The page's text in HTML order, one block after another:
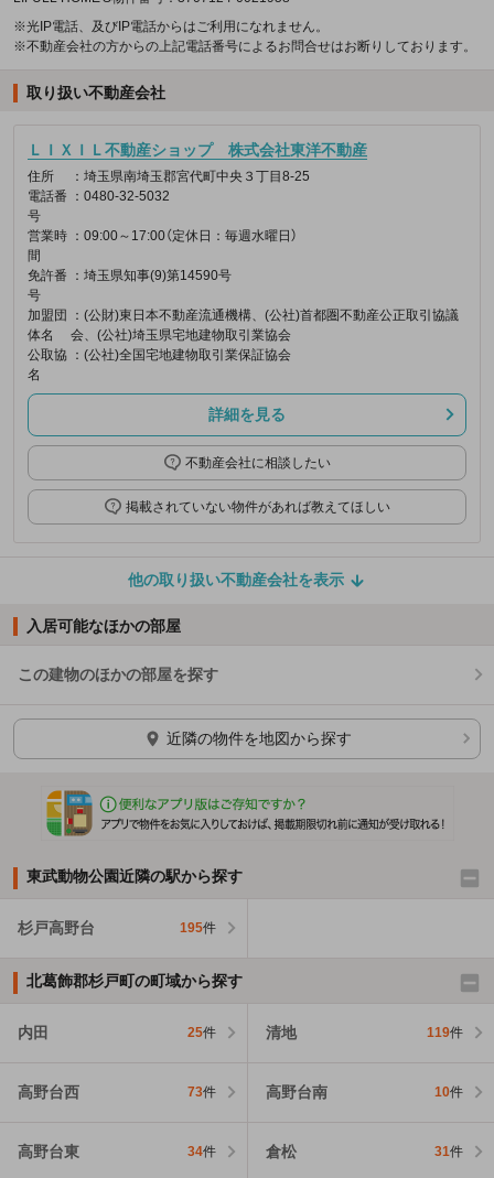
※光IP電話、及びIP電話からはご利用になれません。
※不動産会社の方からの上記電話番号によるお問合せはお断りしております。
取り扱い不動産会社
ＬＩＸＩＬ不動産ショップ 株式会社東洋不動産
住所
：埼玉県南埼玉郡宮代町中央３丁目8-25
電話番
号
：0480-32-5032
営業時
間
：09:00～17:00（定休日：毎週水曜日）
免許番
号
：埼玉県知事(9)第14590号
加盟団
体名
：(公財)東日本不動産流通機構、(公社)首都圏不動産公正取引協議
会、(公社)埼玉県宅地建物取引業協会
公取協
名
：(公社)全国宅地建物取引業保証協会
詳細を見る
不動産会社に相談したい
掲載されていない物件があれば教えてほしい
他の取り扱い不動産会社を表示
入居可能なほかの部屋
この建物のほかの部屋を探す
ほかの部屋を検索中…
近隣の物件を地図から探す
東武動物公園近隣の駅から探す
杉戸高野台 195件
北葛飾郡杉戸町の町域から探す
内田 25件 清地 119件
高野台西 73件 高野台南 10件
高野台東 34件 倉松 31件